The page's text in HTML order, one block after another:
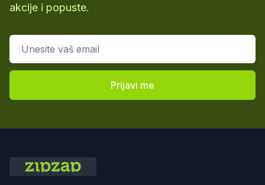
akcije i popuste.
Email adresa
Prijavi me